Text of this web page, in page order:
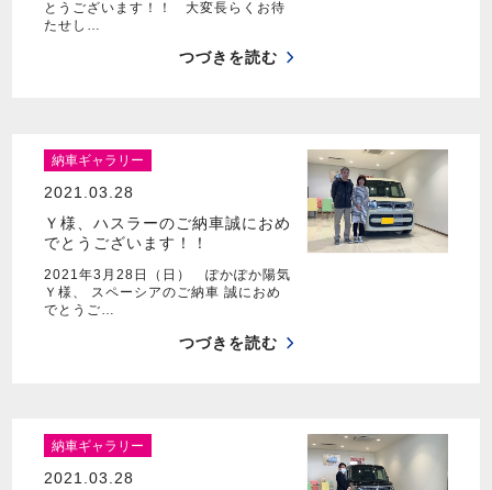
とうございます！！ 大変長らくお待
たせし…
つづきを読む
納車ギャラリー
2021.03.28
Ｙ様、ハスラーのご納車誠におめ
でとうございます！！
2021年3月28日（日） ぽかぽか陽気
Ｙ様、 スペーシアのご納車 誠におめ
でとうご…
つづきを読む
納車ギャラリー
2021.03.28